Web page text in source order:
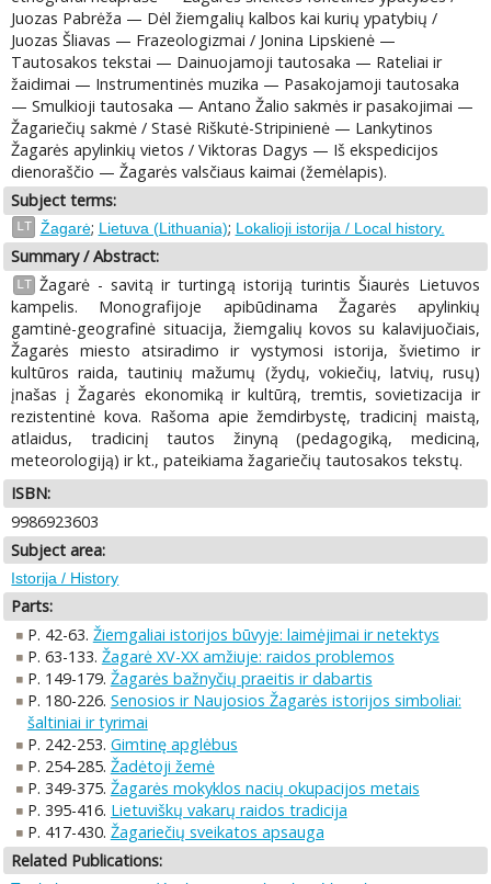
Juozas Pabrėža — Dėl žiemgalių kalbos kai kurių ypatybių /
Juozas Šliavas — Frazeologizmai / Jonina Lipskienė —
Tautosakos tekstai — Dainuojamoji tautosaka — Rateliai ir
žaidimai — Instrumentinės muzika — Pasakojamoji tautosaka
— Smulkioji tautosaka — Antano Žalio sakmės ir pasakojimai —
Žagariečių sakmė / Stasė Riškutė-Stripinienė — Lankytinos
Žagarės apylinkių vietos / Viktoras Dagys — Iš ekspedicijos
dienoraščio — Žagarės valsčiaus kaimai (žemėlapis).
Subject terms:
LT Žagarė; Lietuva (Lithuania); Lokalioji istorija / Local history.
Summary / Abstract:
LT Žagarė - savitą ir turtingą istoriją turintis Šiaurės Lietuvos
kampelis. Monografijoje apibūdinama Žagarės apylinkių
gamtinė-geografinė situacija, žiemgalių kovos su kalavijuočiais,
Žagarės miesto atsiradimo ir vystymosi istorija, švietimo ir
kultūros raida, tautinių mažumų (žydų, vokiečių, latvių, rusų)
įnašas į Žagarės ekonomiką ir kultūrą, tremtis, sovietizacija ir
rezistentinė kova. Rašoma apie žemdirbystę, tradicinį maistą,
atlaidus, tradicinį tautos žinyną (pedagogiką, mediciną,
meteorologiją) ir kt., pateikiama žagariečių tautosakos tekstų.
ISBN:
9986923603
Subject area:
Istorija / History
Parts:
P. 42-63. Žiemgaliai istorijos būvyje: laimėjimai ir netektys
P. 63-133. Žagarė XV-XX amžiuje: raidos problemos
P. 149-179. Žagarės bažnyčių praeitis ir dabartis
P. 180-226. Senosios ir Naujosios Žagarės istorijos simboliai:
šaltiniai ir tyrimai
P. 242-253. Gimtinę apglėbus
P. 254-285. Žadėtoji žemė
P. 349-375. Žagarės mokyklos nacių okupacijos metais
P. 395-416. Lietuviškų vakarų raidos tradicija
P. 417-430. Žagariečių sveikatos apsauga
Related Publications: